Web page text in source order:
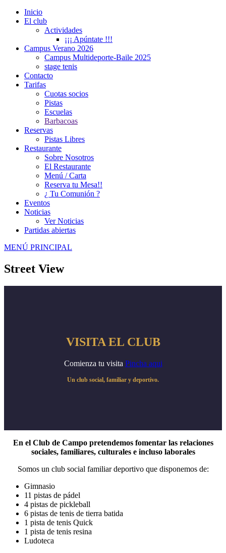
Inicio
El club
Actividades
¡¡¡ Apúntate !!!
Campus Verano 2026
Campus Multideporte-Baile 2025
stage tenis
Contacto
Tarifas
Cuotas socios
Pistas
Escuelas
Barbacoas
Reservas
Pistas Libres
Restaurante
Sobre Nosotros
El Restaurante
Menú / Carta
Reserva tu Mesa!!
¿ Tu Comunión ?
Eventos
Noticias
Ver Noticias
Partidas abiertas
MENÚ PRINCIPAL
Street View
VISITA EL CLUB
Comienza tu visita Pincha aqui
Un club social, familiar y deportivo.
En el Club de Campo pretendemos fomentar las relaciones
sociales, familiares, culturales e incluso laborales
Somos un club social familiar deportivo que disponemos de:
Gimnasio
11 pistas de pádel
4 pistas de pickleball
6 pistas de tenis de tierra batida
1 pista de tenis Quick
1 pista de tenis resina
Ludoteca